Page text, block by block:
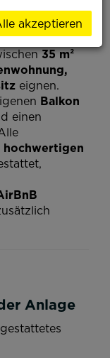
35 m²
eignen.
Balkon
einen
hochwertigen
Anlage
akzeptieren